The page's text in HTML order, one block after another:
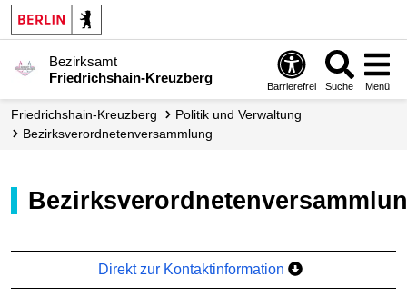
Bezirksamt
Friedrichshain-Kreuzberg
Barrierefrei Suche Menü
Friedrichshain-Kreuzberg
Politik und Verwaltung
Bezirks­verordneten­­versammlung
Direkt zur Kontaktinformation